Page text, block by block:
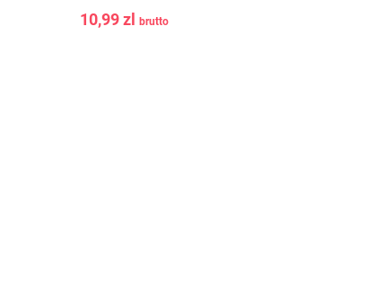
SPRING, SUMMER,
AUTUMN, ORIGINAL
10,99 zl brutto